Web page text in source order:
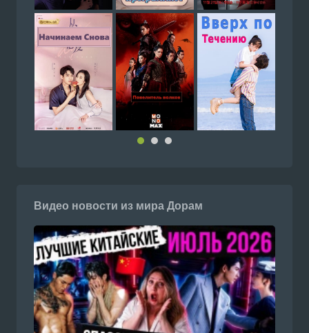
Видео новости из мира Дорам